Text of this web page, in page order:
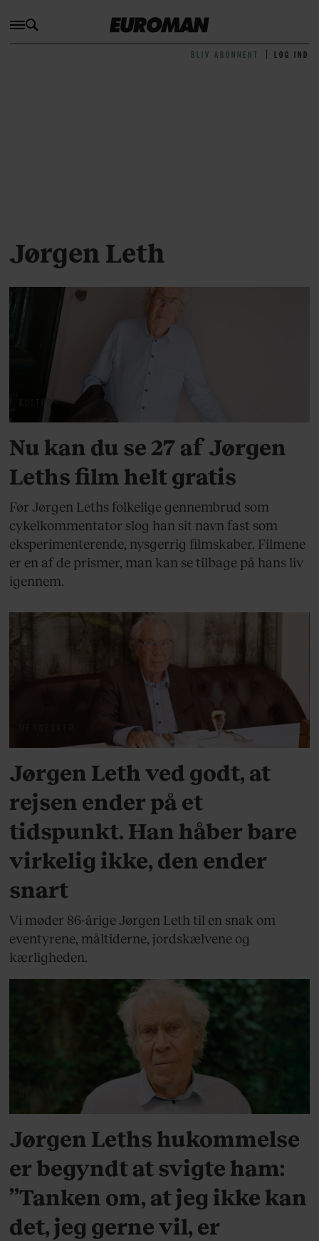
BLIV ABONNENT LOG IND
Jørgen Leth
KULTUR
Nu kan du se 27 af Jørgen
Leths film helt gratis
Før Jørgen Leths folkelige gennembrud som
cykelkommentator slog han sit navn fast som
eksperimenterende, nysgerrig filmskaber. Filmene
er en af de prismer, man kan se tilbage på hans liv
igennem.
Jørgen Leth ved godt, at
rejsen ender på et
tidspunkt. Han håber bare
virkelig ikke, den ender
snart
Vi møder 86-årige Jørgen Leth til en snak om
eventyrene, måltiderne, jordskælvene og
kærligheden.
Jørgen Leths hukommelse
er begyndt at svigte ham:
”Tanken om, at jeg ikke kan
det, jeg gerne vil, er